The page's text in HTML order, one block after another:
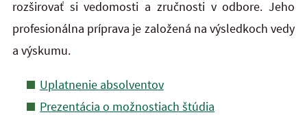
rozširovať si vedomosti a zručnosti v odbore. Jeho
profesionálna príprava je založená na výsledkoch vedy
a výskumu.
Uplatnenie absolventov
Prezentácia o možnostiach štúdia